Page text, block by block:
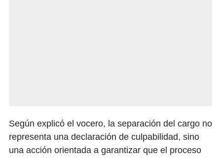
Según explicó el vocero, la separación del cargo no
representa una declaración de culpabilidad, sino
una acción orientada a garantizar que el proceso